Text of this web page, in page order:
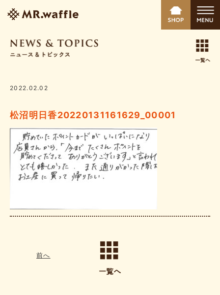
2022.02.02
松沼明日香20220131161629_00001
前へ